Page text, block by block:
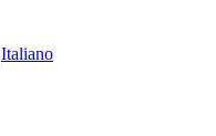
Italiano